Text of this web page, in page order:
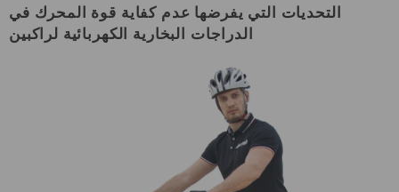
التحديات التي يفرضها عدم كفاية قوة المحرك في
الدراجات البخارية الكهربائية لراكبين